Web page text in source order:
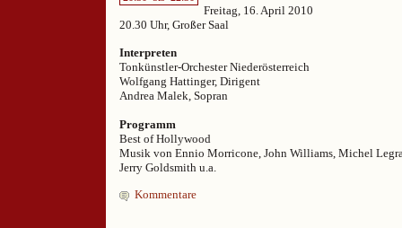
Freitag, 16. April 2010
20.30 Uhr, Großer Saal
Interpreten
Tonkünstler-Orchester Niederösterreich
Wolfgang Hattinger, Dirigent
Andrea Malek, Sopran
Programm
Best of Hollywood
Musik von Ennio Morricone, John Williams, Michel
Jerry Goldsmith u.a.
Kommentare